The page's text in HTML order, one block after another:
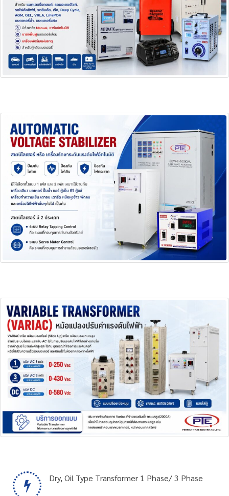
Dry, Oil Type Transformer 1 Phase/ 3 Phase